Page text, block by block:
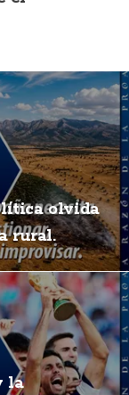
olvida
rural.
la